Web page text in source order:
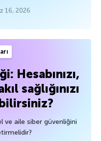
16, 2026
Hesabınızı,
sağlığınızı
ve aile siber güvenliğini